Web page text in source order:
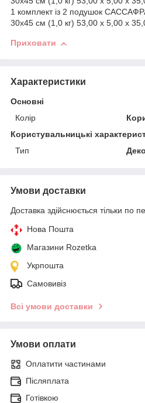
1 комплект із 2 подушок
30x45 см (1,0 кг) 53,00 x 5,00 x
Приховати
Характеристики
Основні
Колір
Користувальницькі
Тип
Умови доставки
Доставка здійснюється тільки по
Нова Пошта
Магазини Rozetka
Укрпошта
Самовивіз
Всі умови доставки
Умови оплати
Оплатити частинами
Післяплата
Готівкою